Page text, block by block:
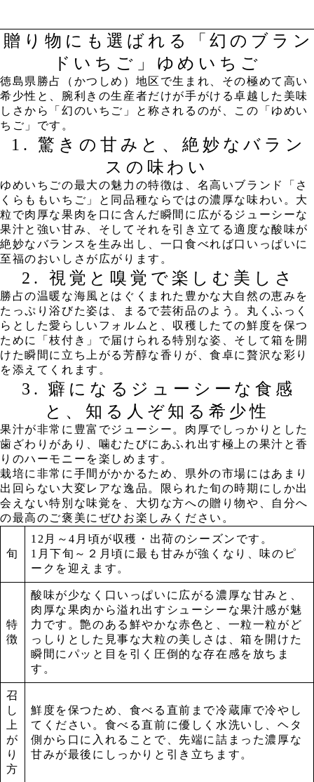
贈り物にも選ばれる「幻のブラン
ドいちご」ゆめいちご
​徳島県勝占（かつしめ）地区で生まれ、その極めて高い
希少性と、腕利きの生産者だけが手がける卓越した美味
しさから「幻のいちご」と称されるのが、この「ゆめい
ちご」です。
​1. 驚きの甘みと、絶妙なバラン
スの味わい
​ゆめいちごの最大の魅力の特徴は、名高いブランド「さ
くらももいちご」と同品種ならではの濃厚な味わい。大
粒で肉厚な果肉を口に含んだ瞬間に広がるジューシーな
果汁と強い甘み、そしてそれを引き立てる適度な酸味が
絶妙なバランスを生み出し、一口食べれば口いっぱいに
至福のおいしさが広がります。
​2. 視覚と嗅覚で楽しむ美しさ
​勝占の温暖な海風とはぐくまれた豊かな大自然の恵みを
たっぷり浴びた姿は、まるで芸術品のよう。丸くふっく
らとした愛らしいフォルムと、収穫したての鮮度を保つ
ために「枝付き」で届けられる特別な姿、そして箱を開
けた瞬間に立ち上がる芳醇な香りが、食卓に贅沢な彩り
を添えてくれます。
​3. 癖になるジューシーな食感
と、知る人ぞ知る希少性
​果汁が非常に豊富でジューシー。肉厚でしっかりとした
歯ざわりがあり、噛むたびにあふれ出す極上の果汁と香
りのハーモニーを楽しめます。
栽培に非常に手間がかかるため、県外の市場にはあまり
出回らない大変レアな逸品。限られた旬の時期にしか出
会えない特別な味覚を、大切な方への贈り物や、自分へ
の最高のご褒美にぜひお楽しみください。
旬
12月～4月頃が収穫・出荷のシーズンです。
1月下旬～２月頃に最も甘みが強くなり、味のピ
ークを迎えます。
特
徴
酸味が少なく口いっぱいに広がる濃厚な甘みと、
肉厚な果肉から溢れ出すシューシーな果汁感が魅
力です。艶のある鮮やかな赤色と、一粒一粒がど
っしりとした見事な大粒の美しさは、箱を開けた
瞬間にパッと目を引く圧倒的な存在感を放ちま
す。
召
し
上
が
り
方
鮮度を保つため、食べる直前まで冷蔵庫で冷やし
てください。食べる直前に優しく水洗いし、ヘタ
側から口に入れることで、先端に詰まった濃厚な
甘みが最後にしっかりと引き立ちます。